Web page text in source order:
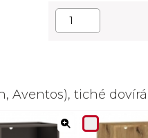
Aventos), tiché